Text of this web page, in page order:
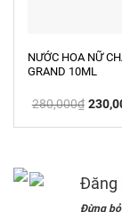
NƯỚC HOA NỮ
GRAND 10ML
280,000₫ Giá
gốc
Đăng
Đừng